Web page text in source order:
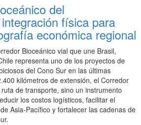
del
física para
económica regional
Bioceánico vial que une Brasil,
representa uno de los proyectos de
del Cono Sur en las últimas
kilómetros de extensión, el Corredor
de transporte, sino un instrumento
los costos logísticos, facilitar el
Asia-Pacífico y fortalecer las cadenas de